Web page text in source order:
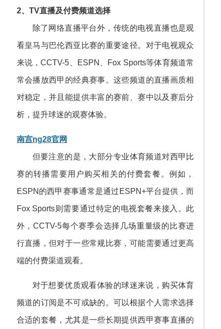
2、TV直播及付费频道选择
除了网络直播平台外，传统的电视直播也是观
看皇马与巴伦西亚比赛的重要途径。对于电视观众
来说，CCTV-5、ESPN、Fox Sports等体育频道常
常会播放西甲的经典赛事。这些频道的直播画质相
对稳定，并且能提供丰富的赛前、赛中以及赛后分
析，提升球迷的观赛体验。
南宫ng28官网
但要注意的是，大部分专业体育频道对西甲比
赛的转播需要用户购买相关的付费套餐。例如，
ESPN的西甲赛事通常是通过ESPN+平台提供，而
Fox Sports则需要通过特定的电视套餐来接入。此
外，CCTV-5每个赛季会选择几场重量级的比赛进
行直播，但对于一些常规比赛，可能需要通过更高
端的付费渠道观看。
对于想要优质观看体验的球迷来说，购买体育
频道的订阅是不可或缺的。可以根据个人需求选择
合适的套餐，尤其是一些长期提供西甲赛事直播的